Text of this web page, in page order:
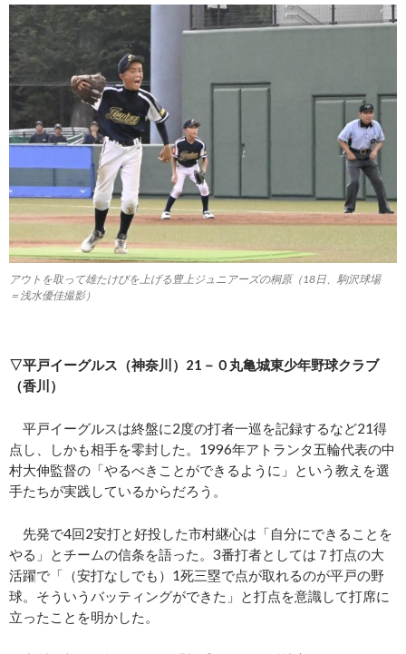
アウトを取って雄たけびを上げる豊上ジュニアーズの桐原（18日、駒沢球場
＝浅水優佳撮影）
▽平戸イーグルス（神奈川）21－０丸亀城東少年野球クラブ
（香川）
平戸イーグルスは終盤に2度の打者一巡を記録するなど21得
点し、しかも相手を零封した。1996年アトランタ五輪代表の中
村大伸監督の「やるべきことができるように」という教えを選
手たちが実践しているからだろう。
先発で4回2安打と好投した市村継心は「自分にできることを
やる」とチームの信条を語った。3番打者としては７打点の大
活躍で「（安打なしでも）1死三塁で点が取れるのが平戸の野
球。そういうバッティングができた」と打点を意識して打席に
立ったことを明かした。